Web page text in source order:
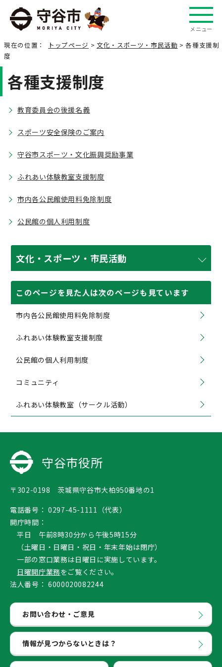
メニュー
現在の位置： トップページ > 文化・スポーツ・市民活動 > 各種支援制
度
各種支援制度
教育委員会の後援名義
スポーツ安全保険のご案内
守谷市スポーツ・文化振興奨励事業
ふれあい体験教室支援制度
市内各公民館使用料免除制度
公民館の個人利用制度
文化・スポーツ・市民活動
このページを見た人は次のページも見ています
市内各公民館使用料免除制度
ふれあい体験教室支援制度
公民館の個人利用制度
コミュニティ
ふれあい体験教室（サークル活動）
守谷市役所
〒302-0198 茨城県守谷市大柏950番地の1
電話番号： 0297-45-1111（代表）
開庁時間：
平日 午前8時30分から午後5時15分
（土曜日・日曜日・祝日・年末年始は閉庁）
一部の窓口業務は日曜日に実施しています。
日曜開庁業務をご覧ください。
法人番号： 6000020082244
お問い合わせ・ご意見
情報が見つからないときは？